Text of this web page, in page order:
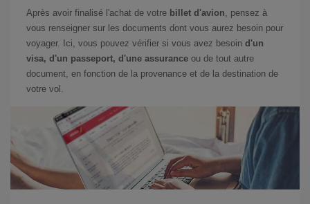
Après avoir finalisé l'achat de votre billet d'avion, pensez à
vous renseigner sur les documents dont vous aurez besoin pour
voyager. Ici, vous pouvez vérifier si vous avez besoin d'un
visa, d'un passeport, d'une assurance ou de tout autre
document, en fonction de la provenance et de la destination de
votre vol.